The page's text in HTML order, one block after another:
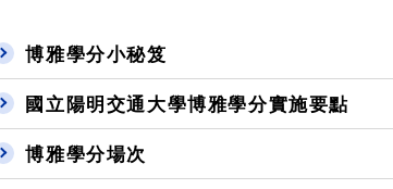
博雅學分小秘笈
國立陽明交通大學博雅學分實施要點
博雅學分場次